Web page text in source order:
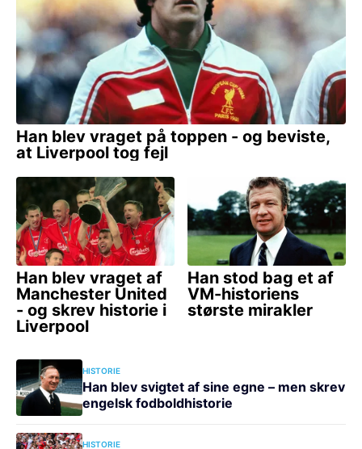
HISTORIE
Han blev svigtet af sine egne – men skrev
engelsk fodboldhistorie
HISTORIE